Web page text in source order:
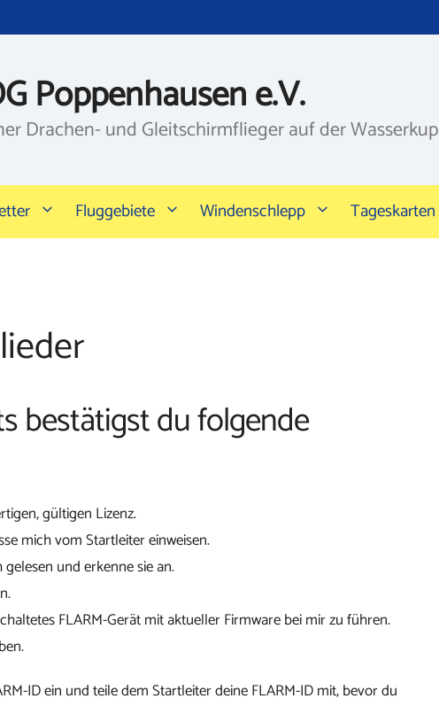
Poppenhausen e.V.
Drachen- und Gleitschirmflieger auf der
Fluggebiete Windenschlepp Tageskarten
bestätigst du folgende
gültigen Lizenz.
mich vom Startleiter einweisen.
gelesen und erkenne sie an.
FLARM-Gerät mit aktueller Firmware bei mir zu führen.
ID ein und teile dem Startleiter deine FLARM-ID mit, bevor du